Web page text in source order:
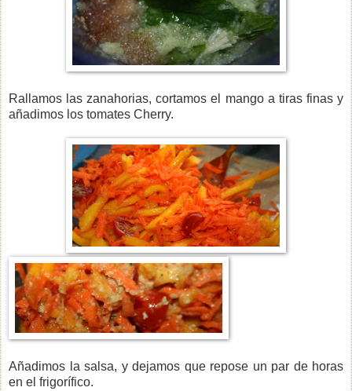
Rallamos las zanahorias, cortamos el mango a tiras finas y
añadimos los tomates Cherry.
Añadimos la salsa, y dejamos que repose un par de horas
en el frigorífico.